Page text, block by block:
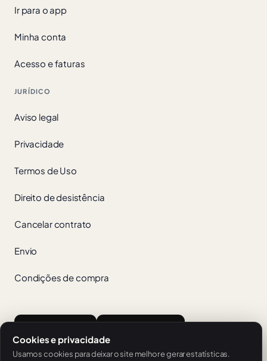
Ir para o app
Minha conta
Acesso e faturas
JURÍDICO
Aviso legal
Privacidade
Termos de Uso
Direito de desistência
Cancelar contrato
Envio
Condições de compra
Cookies e privacidade
Usamos cookies para deixar o site melhor e gerar estatísticas.